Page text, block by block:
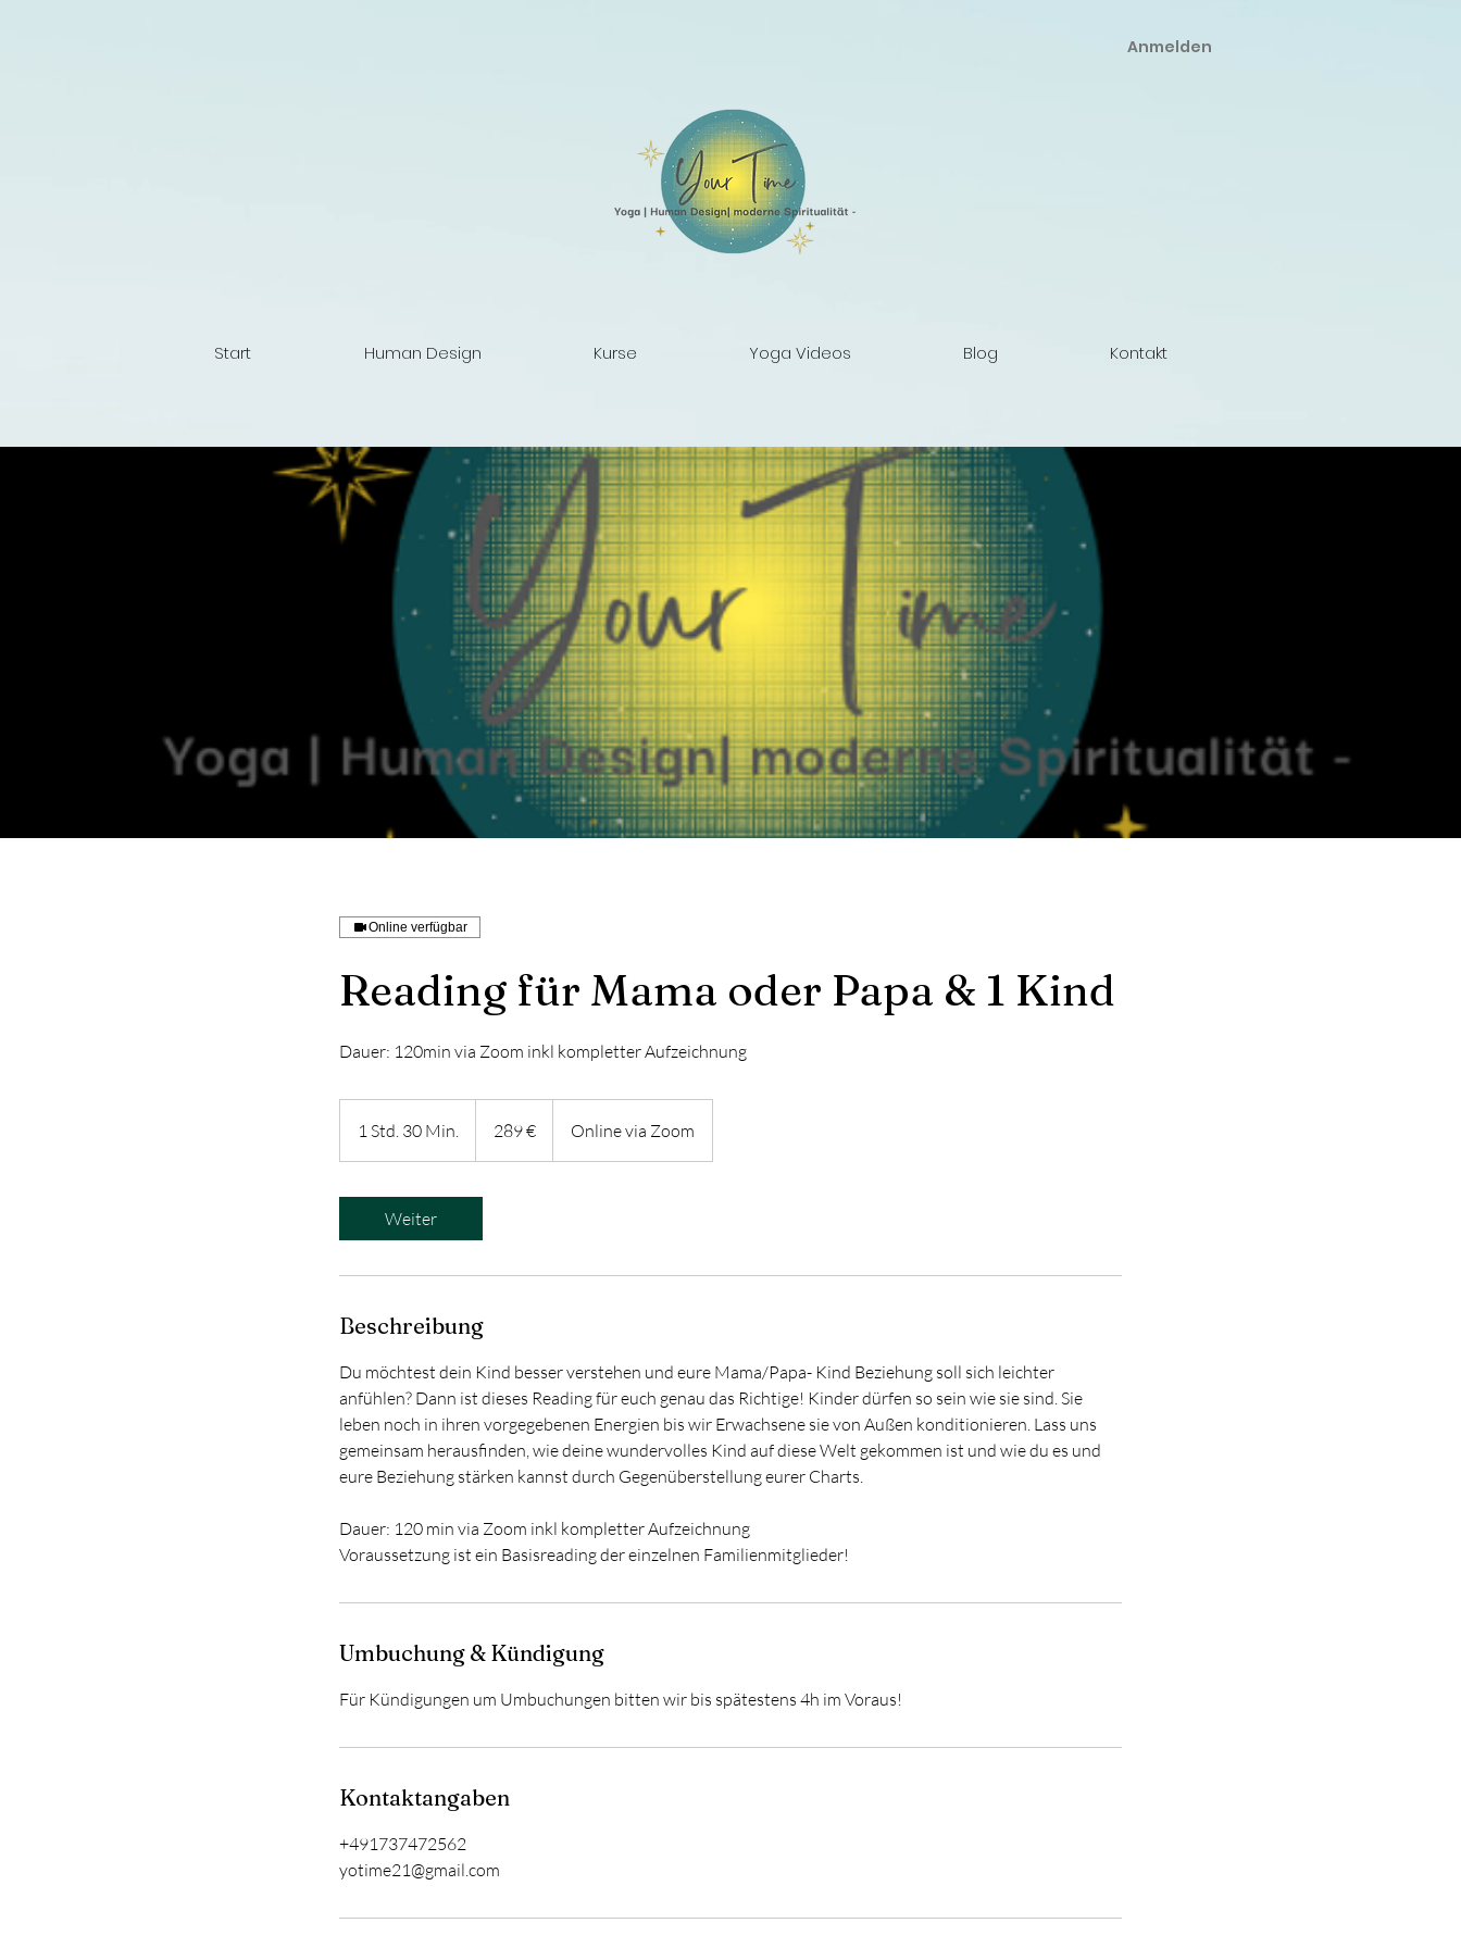
Anmelden
Start Human Design Kurse Yoga Videos Blog Kontakt
Online verfügbar
Reading für Mama oder Papa & 1 Kind
Dauer: 120min via Zoom inkl kompletter Aufzeichnung
1 Std. 30 Min.
S
3
n
.
289 € Online via Zoom
Weiter
Beschreibung
Du möchtest dein Kind besser verstehen und eure Mama/Papa- Kind Beziehung soll sich leichter
anfühlen? Dann ist dieses Reading für euch genau das Richtige! Kinder dürfen so sein wie sie sind. Sie
leben noch in ihren vorgegebenen Energien bis wir Erwachsene sie von Außen konditionieren. Lass uns
gemeinsam herausfinden, wie deine wundervolles Kind auf diese Welt gekommen ist und wie du es und
eure Beziehung stärken kannst durch Gegenüberstellung eurer Charts.
Dauer: 120 min via Zoom inkl kompletter Aufzeichnung
Voraussetzung ist ein Basisreading der einzelnen Familienmitglieder!
Umbuchung & Kündigung
Für Kündigungen um Umbuchungen bitten wir bis spätestens 4h im Voraus!
Kontaktangaben
+491737472562
yotime21@gmail.com